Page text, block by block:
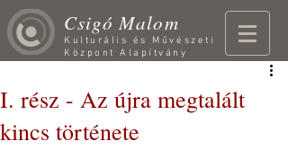
Csigó Malom
Kulturális és Művészeti
Központ Alapítvány
I. rész - Az újra megtalált
kincs története